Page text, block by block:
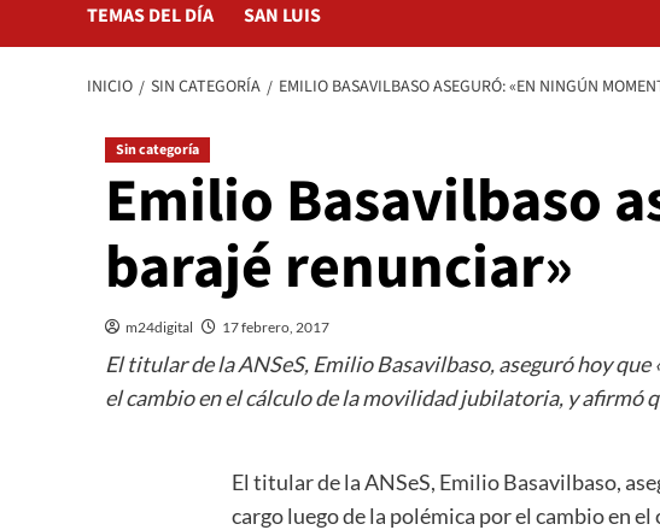
TEMAS DEL DÍA SAN LUIS
INICIO SIN CATEGORÍA EMILIO BASAVILBASO ASEGURÓ: «EN NINGÚN
Sin categoría
Emilio Basavilbaso
barajé renunciar»
m24digital 17 febrero, 2017
El titular de la ANSeS, Emilio Basavilbaso, aseguró hoy
el cambio en el cálculo de la movilidad jubilatoria, y afirmó
El titular de la ANSeS, Emilio Basavilbaso,
cargo luego de la polémica por el cambio en